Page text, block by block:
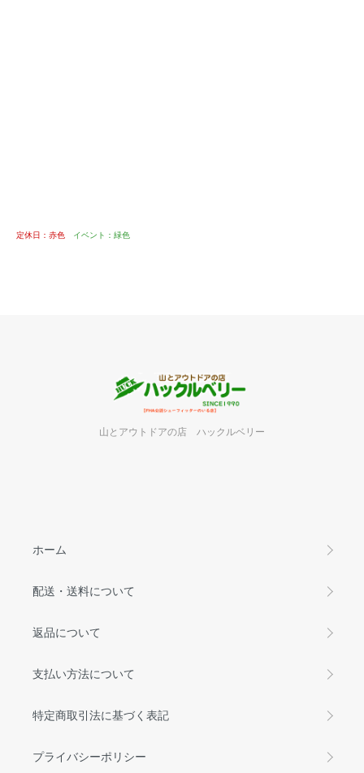
定休日：赤色 イベント：緑色
山とアウトドアの店 ハックルベリー
ホーム
配送・送料について
返品について
支払い方法について
特定商取引法に基づく表記
プライバシーポリシー